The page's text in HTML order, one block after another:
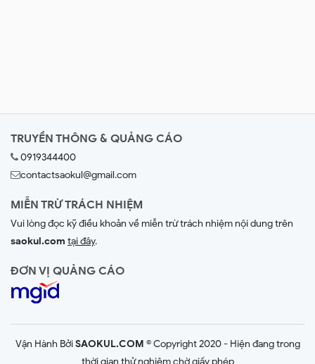
TRUYỀN THÔNG & QUẢNG CÁO
0919344400
contactsaokul@gmail.com
MIỄN TRỪ TRÁCH NHIỆM
Vui lòng đọc kỹ điều khoản về miễn trừ trách nhiệm nội dung trên
saokul.com tại đây.
ĐƠN VỊ QUẢNG CÁO
Vận Hành BởiSAOKUL.COM © Copyright 2020 - Hiện đang trong
thời gian thử nghiệm chờ giấy phép